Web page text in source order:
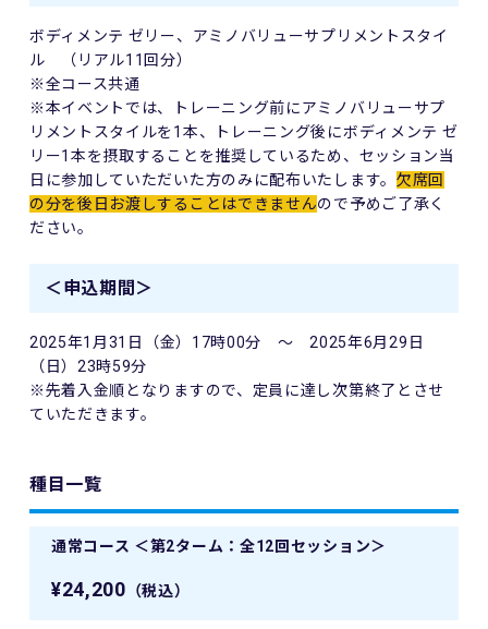
ボディメンテ ゼリー、アミノバリューサプリメントスタイ
ル （リアル11回分）
※全コース共通
※本イベントでは、トレーニング前にアミノバリューサプ
リメントスタイルを1本、トレーニング後にボディメンテ ゼ
リー1本を摂取することを推奨しているため、セッション当
日に参加していただいた方のみに配布いたします。 欠席回
の分を後日お渡しすることはできませんので予めご了承く
ださい。
＜申込期間＞
2025年1月31日（金）17時00分 ～ 2025年6月29日
（日）23時59分
※先着入金順となりますので、定員に達し次第終了とさせ
ていただきます。
種目一覧
通常コース ＜第2ターム：全12回セッション＞
¥24,200 （税込）